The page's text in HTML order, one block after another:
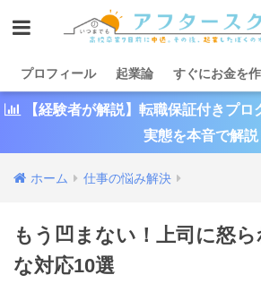
プロフィール 起業論 すぐにお金を
【経験者が解説】転職保証付きプ
実態を本音で解説
ホーム 仕事の悩み解決
もう凹まない！上司に怒
な対応10選